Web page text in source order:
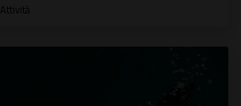
Attività